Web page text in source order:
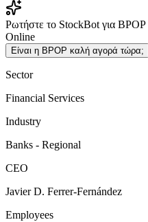
Ρωτήστε το StockBot για BPOP
Online
Είναι η BPOP καλή αγορά τώρα;
Sector
Financial Services
Industry
Banks - Regional
CEO
Javier D. Ferrer-Fernández
Employees